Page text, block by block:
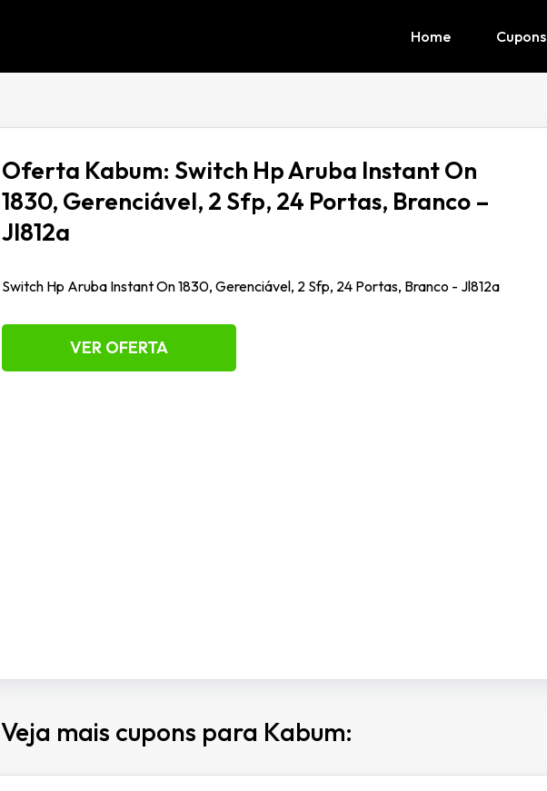
Home Cupons
Oferta Kabum: Switch Hp Aruba Instant On
1830, Gerenciável, 2 Sfp, 24 Portas, Branco –
Jl812a
Switch Hp Aruba Instant On 1830, Gerenciável, 2 Sfp, 24 Portas, Branco - Jl812a
VER OFERTA
Veja mais cupons para Kabum: